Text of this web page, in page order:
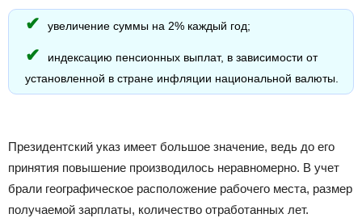
увеличение суммы на 2% каждый год;
индексацию пенсионных выплат, в зависимости от
установленной в стране инфляции национальной валюты.
Президентский указ имеет большое значение, ведь до его
принятия повышение производилось неравномерно. В учет
брали географическое расположение рабочего места, размер
получаемой зарплаты, количество отработанных лет.